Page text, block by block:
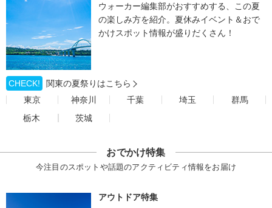
ウォーカー編集部がおすすめする、この夏
の楽しみ方を紹介。夏休みイベント＆おで
かけスポット情報が盛りだくさん！
CHECK!
関東の夏祭りはこちら
東京
神奈川 千葉 埼玉
群馬
栃木
茨城
おでかけ特集
今注目のスポットや話題のアクティビティ情報をお届け
アウトドア特集